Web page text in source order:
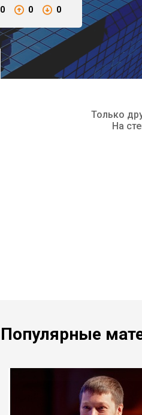
0 0 0
Только
На
Популярные